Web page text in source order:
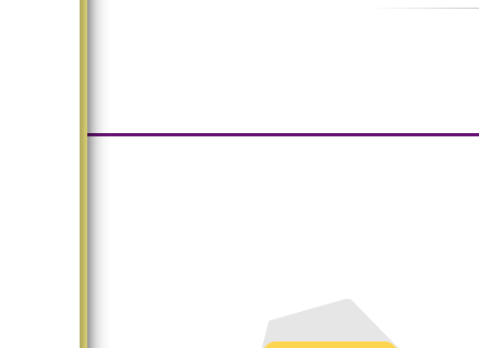
Большой ассортимент
Существенно меняет
интерьер